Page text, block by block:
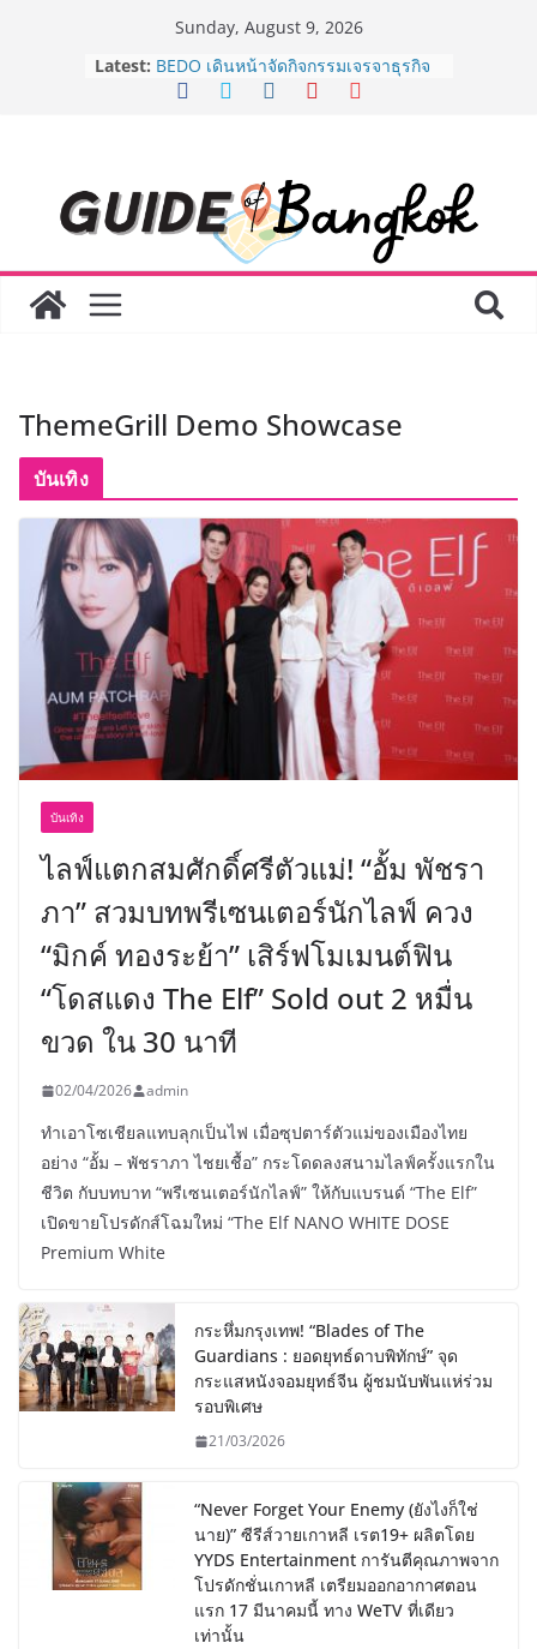
Sunday, August 9, 2026
Latest: AirAsia X SEE FAH พันธมิตรทางธุรกิจ
ยาวนานกว่า 20 ปี ต่อยอดเสิร์ฟความ
“BIO TRADE CONNECT 2026” ยก
ระดับผลิตภัณฑ์ท้องถิ่นสู่ตลาดเชิง
พาณิชย์อย่างยั่งยืน
LORDNINE จัดศึกคนดังสายเกม ไทย
ปะทะ ฟิลิปปินส์ ใน “Rise of the Tenth
มหาวิทยาลัยเท่านั้น แต่ยังเตรียมพวก
ประเทศ จัดประชุมใหญ่แห่งปี พบ CEO
“ดร.ปิยะวัฒน์” ถ่ายทอดวิสัยทัศน์ธุรกิจ
พร้อมฟรีคอนเสิร์ต “โชค รถแห่” ยกวง
ThemeGrill Demo Showcase
บันเทิง
บันเทิง
ไลฟ์แตกสมศักดิ์ศรีตัวแม่! “อั้ม พัชรา
ภา” สวมบทพรีเซนเตอร์นักไลฟ์ ควง
“มิกค์ ทองระย้า” เสิร์ฟโมเมนต์ฟิน
“โดสแดง The Elf” Sold out 2 หมื่น
ขวด ใน 30 นาที
02/04/2026 admin
ทำเอาโซเชียลแทบลุกเป็นไฟ เมื่อซุปตาร์ตัวแม่ของเมืองไทย
อย่าง “อั้ม – พัชราภา ไชยเชื้อ” กระโดดลงสนามไลฟ์ครั้งแรกใน
ชีวิต กับบทบาท “พรีเซนเตอร์นักไลฟ์” ให้กับแบรนด์ “The Elf”
เปิดขายโปรดักส์โฉมใหม่ “The Elf NANO WHITE DOSE
Premium White
กระหึ่มกรุงเทพ! “Blades of The
Guardians : ยอดยุทธ์ดาบพิทักษ์” จุด
กระแสหนังจอมยุทธ์จีน ผู้ชมนับพันแห่ร่วม
รอบพิเศษ
21/03/2026
“Never Forget Your Enemy (ยังไงก็ใช่
นาย)” ซีรีส์วายเกาหลี เรต19+ ผลิตโดย
YYDS Entertainment การันตีคุณภาพจาก
โปรดักชั่นเกาหลี เตรียมออกอากาศตอน
แรก 17 มีนาคมนี้ ทาง WeTV ที่เดียว
เท่านั้น